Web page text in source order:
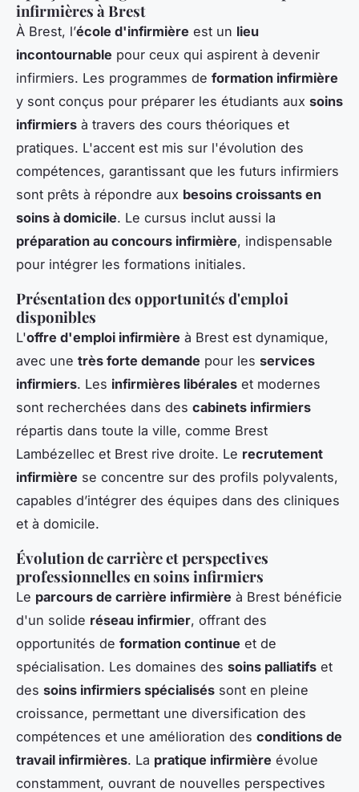
infirmières à Brest
À Brest, l’école d'infirmière est un lieu
incontournable pour ceux qui aspirent à devenir
infirmiers. Les programmes de formation infirmière
y sont conçus pour préparer les étudiants aux soins
infirmiers à travers des cours théoriques et
pratiques. L'accent est mis sur l'évolution des
compétences, garantissant que les futurs infirmiers
sont prêts à répondre aux besoins croissants en
soins à domicile. Le cursus inclut aussi la
préparation au concours infirmière, indispensable
pour intégrer les formations initiales.
Présentation des opportunités d'emploi
disponibles
L'offre d'emploi infirmière à Brest est dynamique,
avec une très forte demande pour les services
infirmiers. Les infirmières libérales et modernes
sont recherchées dans des cabinets infirmiers
répartis dans toute la ville, comme Brest
Lambézellec et Brest rive droite. Le recrutement
infirmière se concentre sur des profils polyvalents,
capables d’intégrer des équipes dans des cliniques
et à domicile.
Évolution de carrière et perspectives
professionnelles en soins infirmiers
Le parcours de carrière infirmière à Brest bénéficie
d'un solide réseau infirmier, offrant des
opportunités de formation continue et de
spécialisation. Les domaines des soins palliatifs et
des soins infirmiers spécialisés sont en pleine
croissance, permettant une diversification des
compétences et une amélioration des conditions de
travail infirmières. La pratique infirmière évolue
constamment, ouvrant de nouvelles perspectives